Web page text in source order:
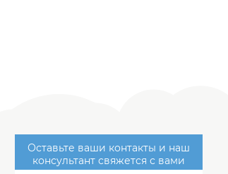
Оставьте ваши контакты и наш
консультант свяжется с вами